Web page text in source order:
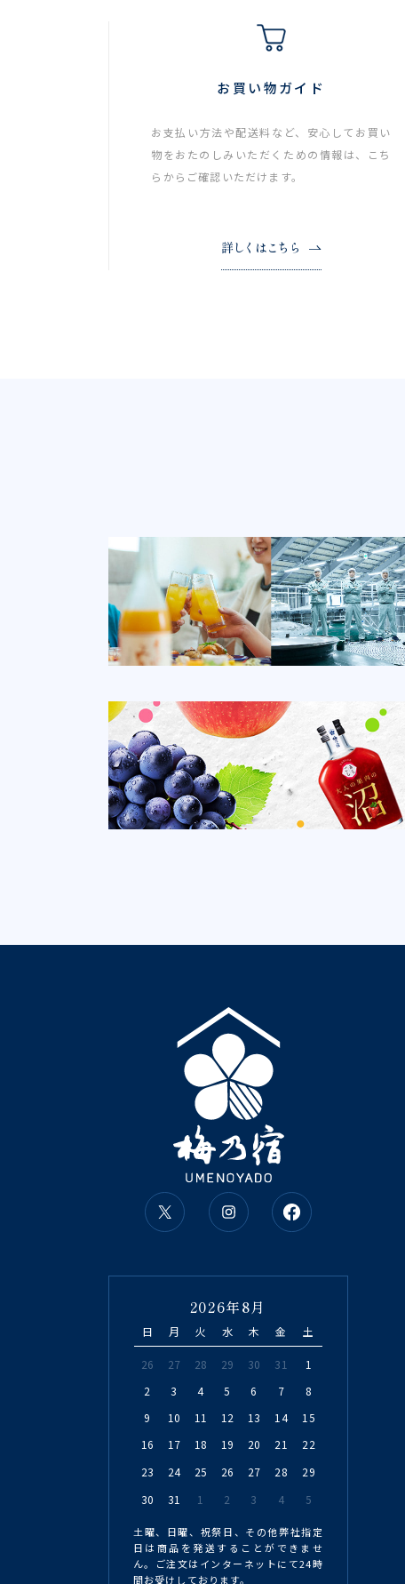
お買い物ガイド
お支払い方法や配送料など、安心してお買い
物をおたのしみいただくための情報は、こち
らからご確認いただけます。
詳しくはこちら
2026年8月
日 月 火 水 木 金 土
26 27 28 29 30 31
1
2
3 4 5 6 7
8
9
10 11 12 13 14
15
16
17 18 19 20 21
22
23
24 25 26 27 28
29
30
31 1 2 3 4 5
土曜、日曜、祝祭日、その他弊社指定
日は商品を発送することができませ
ん。ご注文はインターネットにて24時
間お受けしております。